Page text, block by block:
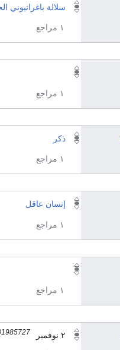
سلالة باغراتيوني
١ مراجع
١ مراجع
ذكر
١ مراجع
إنسان عاقل
١ مراجع
١ مراجع
٢ نوفمبر 1722